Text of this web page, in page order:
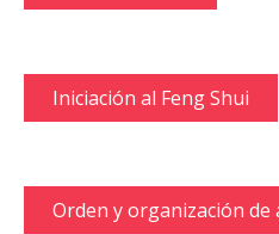
Iniciación al Feng Shui
Orden y organización de